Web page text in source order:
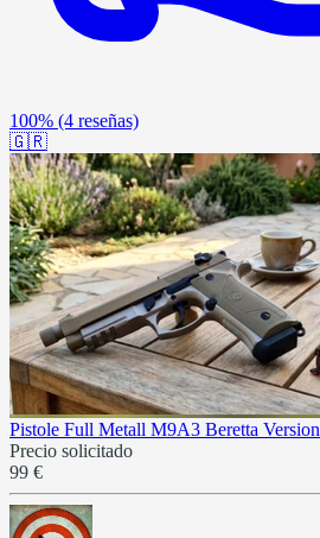
100% (4 reseñas)
🇬🇷
Pistole Full Metall M9A3 Beretta Version
Precio solicitado
99 €